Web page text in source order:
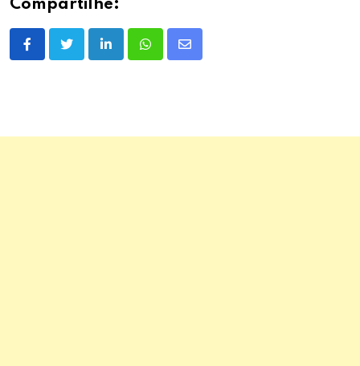
Compartilhe:
LinkedInWhatsappShare